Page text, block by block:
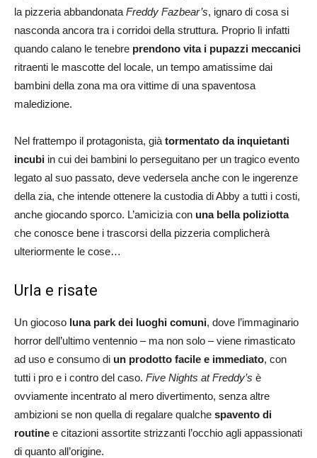
la pizzeria abbandonata Freddy Fazbear’s, ignaro di cosa si
nasconda ancora tra i corridoi della struttura. Proprio lì infatti
quando calano le tenebre prendono vita i pupazzi meccanici
ritraenti le mascotte del locale, un tempo amatissime dai
bambini della zona ma ora vittime di una spaventosa
maledizione.
Nel frattempo il protagonista, già tormentato da inquietanti
incubi in cui dei bambini lo perseguitano per un tragico evento
legato al suo passato, deve vedersela anche con le ingerenze
della zia, che intende ottenere la custodia di Abby a tutti i costi,
anche giocando sporco. L’amicizia con una bella poliziotta
che conosce bene i trascorsi della pizzeria complicherà
ulteriormente le cose…
Urla e risate
Un giocoso luna park dei luoghi comuni, dove l’immaginario
horror dell’ultimo ventennio – ma non solo – viene rimasticato
ad uso e consumo di un prodotto facile e immediato, con
tutti i pro e i contro del caso. Five Nights at Freddy’s è
ovviamente incentrato al mero divertimento, senza altre
ambizioni se non quella di regalare qualche spavento di
routine e citazioni assortite strizzanti l’occhio agli appassionati
di quanto all’origine.